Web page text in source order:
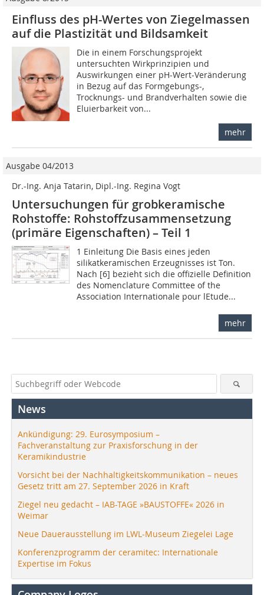
Einfluss des pH-Wertes von Ziegelmassen
auf die Plastizität und Bildsamkeit
Die in einem Forschungsprojekt
untersuchten Wirkprinzipien und
Auswirkungen einer pH-Wert-Veränderung
in Bezug auf das Formgebungs-,
Trocknungs- und Brandverhalten sowie die
Eluierbarkeit von...
mehr
Ausgabe 04/2013
Dr.-Ing. Anja Tatarin, Dipl.-Ing. Regina Vogt
Untersuchungen für grobkeramische
Rohstoffe: Rohstoffzusammensetzung
(primäre Eigenschaften) – Teil 1
1 Einleitung Die Basis eines jeden
silikatkeramischen Erzeugnisses ist Ton.
Nach [6] bezieht sich die offizielle Definition
des Nomenclature Committee of the
Association Internationale pour lEtude...
mehr
News
Ankündigung: 29. Eurosymposium –
Fachveranstaltung zur Praxisforschung in der
Keramikindustrie
Vorsicht bei der Nachhaltigkeitskommunikation – neues
Gesetz tritt am 27. September 2026 in Kraft
Ziegel neu gedacht – IAB-TAGE »BAUSTOFFE« 2026 in
Weimar
Neue Dauerausstellung im LWL-Museum Ziegelei Lage
Konferenzprogramm der ceramitec: Internationale
Expertise im Fokus